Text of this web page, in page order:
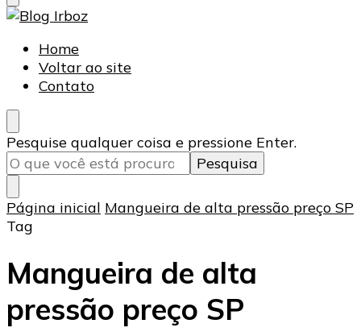
Blog Irboz
Blog de Lubrificação Industrial
Home
Voltar ao site
Contato
Procurando
algo?
Pesquise qualquer coisa e pressione Enter.
Página inicial Mangueira de alta pressão preço SP
Tag
Mangueira de alta
pressão preço SP